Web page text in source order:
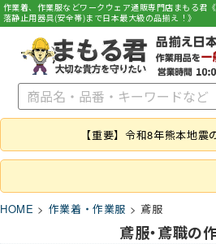
作業着、作業服などワークウェア通販専門店まもる君
落静止用器具(安全帯)まで日本最大級の品揃え！》
【重要】令和8年熊本地
HOME 作業着・作業服 鳶服
鳶服・鳶職の